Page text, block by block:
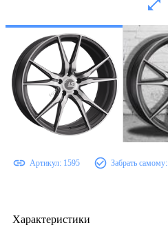
Артикул: 1595 Забрать самому:
Характеристики